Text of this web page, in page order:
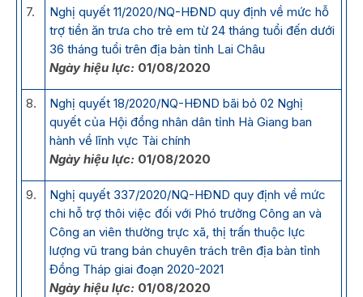
7.
Nghị quyết 11/2020/NQ-HĐND quy định về mức hỗ
trợ tiền ăn trưa cho trẻ em từ 24 tháng tuổi đến dưới
36 tháng tuổi trên địa bàn tỉnh Lai Châu
Ngày hiệu lực: 01/08/2020
8.
Nghị quyết 18/2020/NQ-HĐND bãi bỏ 02 Nghị
quyết của Hội đồng nhân dân tỉnh Hà Giang ban
hành về lĩnh vực Tài chính
Ngày hiệu lực: 01/08/2020
9.
Nghị quyết 337/2020/NQ-HĐND quy định về mức
chi hỗ trợ thôi việc đối với Phó trưởng Công an và
Công an viên thường trực xã, thị trấn thuộc lực
lượng vũ trang bán chuyên trách trên địa bàn tỉnh
Đồng Tháp giai đoạn 2020-2021
Ngày hiệu lực: 01/08/2020